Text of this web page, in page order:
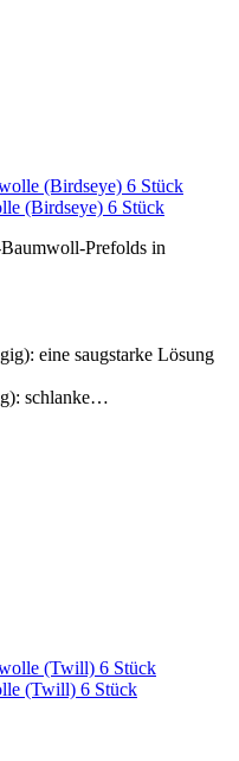
(Birdseye) 6 Stück
Prefolds in
eine saugstarke Lösung
schlanke…
(Twill) 6 Stück